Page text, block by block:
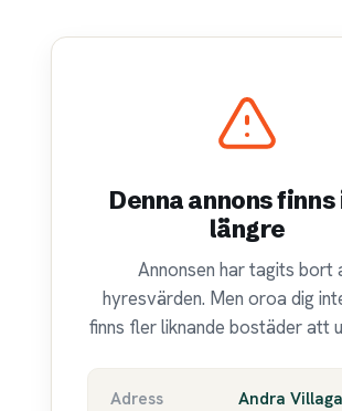
Denna annons
längre
Annonsen har tagits bort
hyresvärden. Men oroa dig
finns fler liknande bostäder att
Adress
Andra